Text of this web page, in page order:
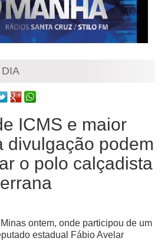
ICMS e maior
divulgação podem
o polo calçadista
ontem, onde participou de um
estadual Fábio Avelar